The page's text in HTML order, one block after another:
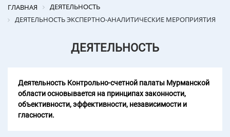
ГЛАВНАЯ
ДЕЯТЕЛЬНОСТЬ
ДЕЯТЕЛЬНОСТЬ ЭКСПЕРТНО-АНАЛИТИЧЕСКИЕ МЕРОПРИЯТИЯ
ДЕЯТЕЛЬНОСТЬ
Деятельность Контрольно-счетной палаты Мурманской
области основывается на принципах законности,
объективности, эффективности, независимости и
гласности.